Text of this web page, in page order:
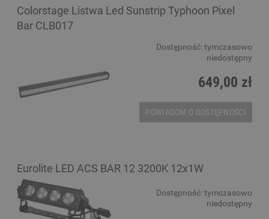
Colorstage Listwa Led Sunstrip Typhoon Pixel
Bar CLB017
Dostępność: tymczasowo
niedostępny
649,00 zł
POWIADOM O DOSTĘPNOŚCI
Eurolite LED ACS BAR 12 3200K 12x1W
Dostępność: tymczasowo
niedostępny